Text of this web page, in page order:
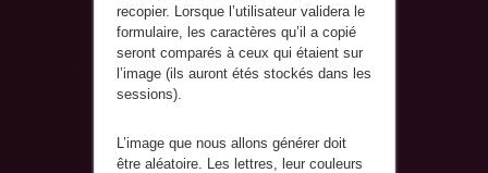
recopier. Lorsque l’utilisateur validera le
formulaire, les caractères qu’il a copié
seront comparés à ceux qui étaient sur
l’image (ils auront étés stockés dans les
sessions).
L’image que nous allons générer doit
être aléatoire. Les lettres, leur couleurs